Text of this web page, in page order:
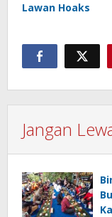
Lawan Hoaks
Jangan